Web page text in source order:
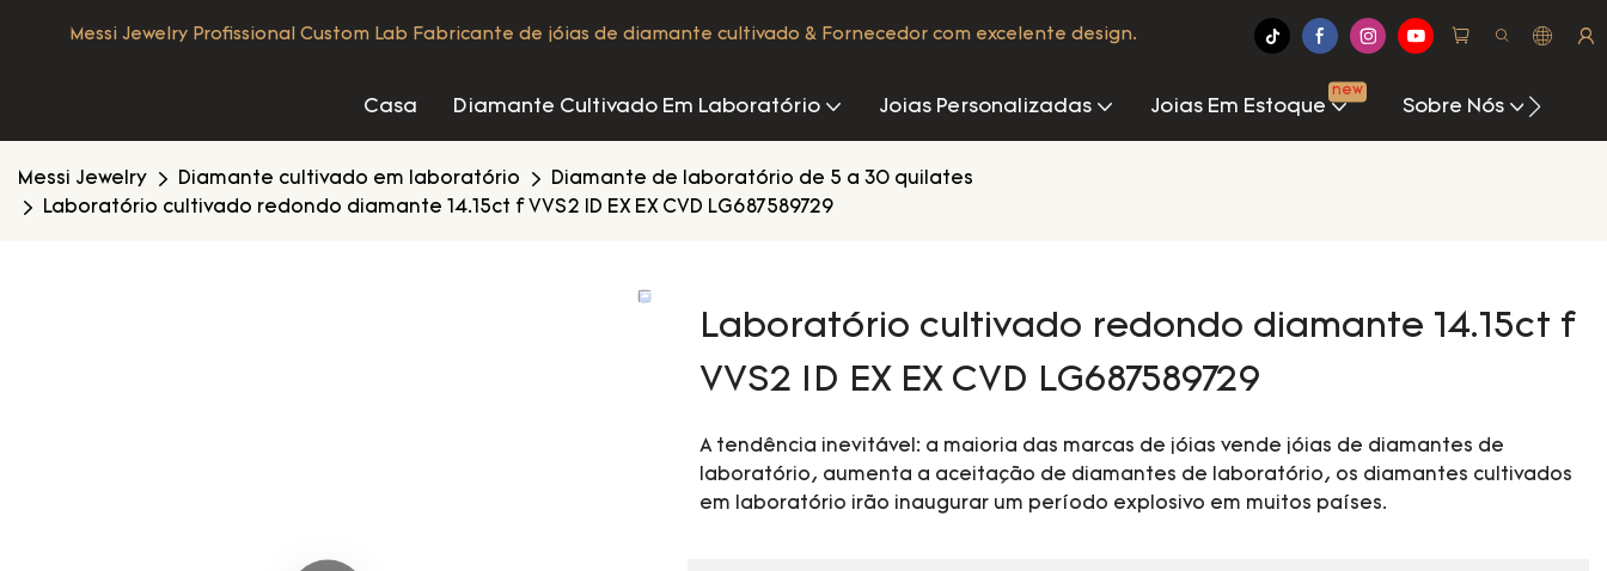
Messi Jewelry Profissional Custom Lab Fabricante de jóias de diamante cultivado & Fornecedor com excelente design.
Casa Diamante Cultivado Em Laboratório Joias Personalizadas Joias Em Estoque
new
Sobre Nós
Messi Jewelry Diamante cultivado em laboratório
Diamante de laboratório de 5 a 30 quilates
Laboratório cultivado redondo diamante 14.15ct f VVS2 ID EX EX CVD LG687589729
Laboratório cultivado redondo diamante 14.15ct f
VVS2 ID EX EX CVD LG687589729
A tendência inevitável: a maioria das marcas de jóias vende jóias de diamantes de
laboratório, aumenta a aceitação de diamantes de laboratório, os diamantes cultivados
em laboratório irão inaugurar um período explosivo em muitos países.